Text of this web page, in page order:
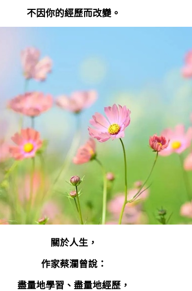
不因你的經歷而改變。
關於人生，
作家蔡瀾曾說：
盡量地學習、盡量地經歷，